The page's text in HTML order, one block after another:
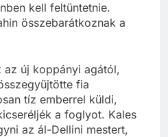
kell feltüntetnie.
összebarátkoznak a
az új koppányi agától,
fia
tíz emberrel küldi,
a foglyot. Kales
az ál-Dellini mestert,